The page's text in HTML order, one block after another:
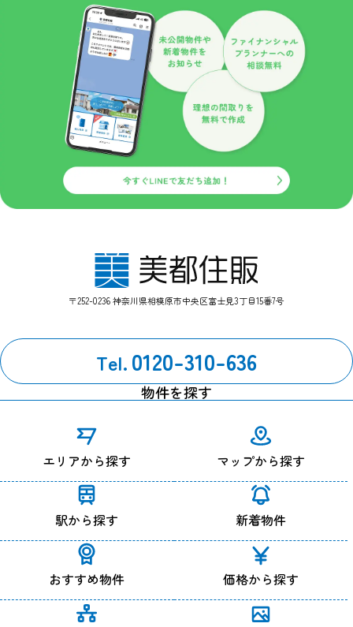
〒252-0236 神奈川県相模原市中央区富士見3丁目15番7号
Tel. 0120-310-636
物件を探す
エリアから探す マップから探す
駅から探す 新着物件
おすすめ物件 価格から探す